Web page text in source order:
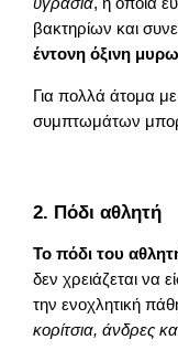
υγρασία, η οποία
βακτηρίων και
έντονη όξινη
Για πολλά άτομα με
συμπτωμάτων
2. Πόδι αθλητή
Το πόδι του
δεν χρειάζεται να
την ενοχλητική
κορίτσια, άνδρες